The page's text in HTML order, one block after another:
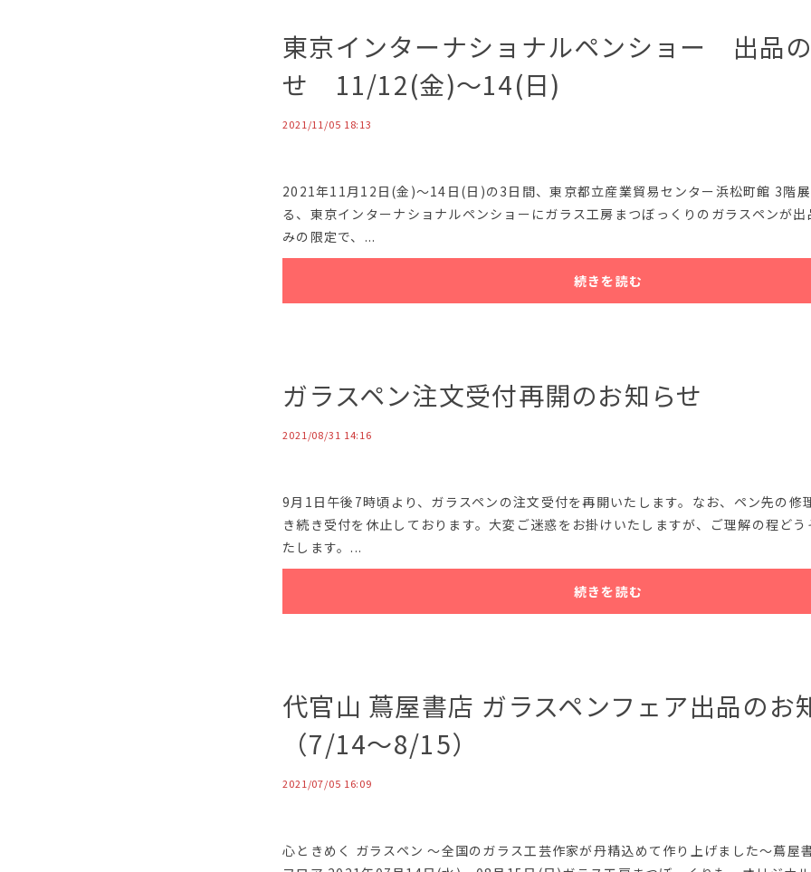
東京インターナショナルペンショー 出品
せ 11/12(金)〜14(日)
2021/11/05 18:13
2021年11月12日(金)〜14日(日)の3日間、東京都立産業貿易センター浜松町館 3階
る、東京インターナショナルペンショーにガラス工房まつぼっくりのガラスペンが
みの限定で、...
続きを読む
ガラスペン注文受付再開のお知らせ
2021/08/31 14:16
9月1日午後7時頃より、ガラスペンの注文受付を再開いたします。なお、ペン先の修
き続き受付を休止しております。大変ご迷惑をお掛けいたしますが、ご理解の程ど
たします。...
続きを読む
代官山 蔦屋書店 ガラスペンフェア出品のお
（7/14〜8/15）
2021/07/05 16:09
心ときめく ガラスペン ～全国のガラス工芸作家が丹精込めて作り上げました～蔦屋